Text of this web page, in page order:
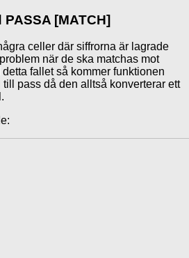
[MATCH]
celler där siffrorna är lagrade
när de ska matchas mot
fallet så kommer funktionen
till pass då den alltså konverterar ett